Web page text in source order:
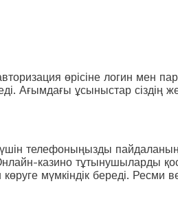
өрісіне логин мен
Ағымдағы ұсыныстар
телефоныңызды
казино тұтынушыларды
мүмкіндік береді. Ресми